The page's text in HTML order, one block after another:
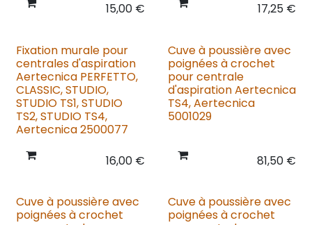
15,00€ 17,25 €
Fixation murale pour
centrales d'aspiration
Aertecnica PERFETTO,
CLASSIC, STUDIO,
STUDIO TS1, STUDIO
TS2, STUDIO TS4,
Aertecnica 2500077
16,00€
Cuve à poussière avec
poignées à crochet
pour centrale
d'aspiration Aertecnica
TS4, Aertecnica
5001029
81,50 €
Cuve à poussière avec
poignées à crochet
Cuve à poussière avec
poignées à crochet